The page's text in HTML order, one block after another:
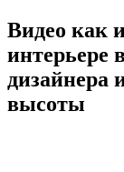
Видео как
интерьере
дизайнера
высоты